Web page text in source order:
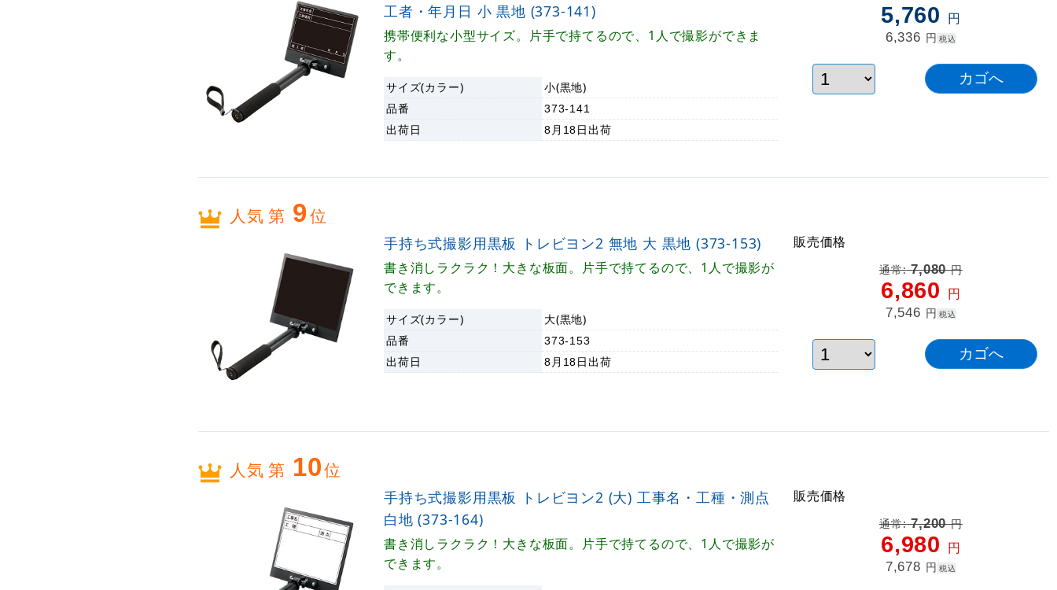
工者・年月日 小 黒地 (373-141)
携帯便利な小型サイズ。片手で持てるので、1人で撮影ができま
す。
サイズ(カラー)
小(黒地)
品番
373-141
出荷日 8月18日出荷
5,760 円
6,336 円 税込
人気 第 9位
手持ち式撮影用黒板 トレビヨン2 無地 大 黒地 (373-153)
書き消しラクラク！大きな板面。片手で持てるので、1人で撮影が
できます。
サイズ(カラー)
大(黒地)
品番
373-153
出荷日 8月18日出荷
販売価格
通常:7,080円
6,860 円
7,546 円 税込
人気 第 10位
手持ち式撮影用黒板 トレビヨン2 (大) 工事名・工種・測点
白地 (373-164)
書き消しラクラク！大きな板面。片手で持てるので、1人で撮影が
できます。
販売価格
通常:7,200円
6,980 円
7,678 円 税込